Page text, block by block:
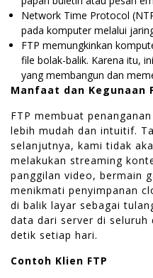
Network Time Protocol
pada komputer melalui
FTP memungkinkan
file bolak-balik. Karena itu,
yang membangun dan
Manfaat dan Kegunaan
FTP membuat
lebih mudah dan intuitif.
selanjutnya, kami tidak
melakukan streaming
panggilan video, bermain
menikmati penyimpanan
di balik layar sebagai
data dari server di
detik setiap hari.
Contoh Klien FTP